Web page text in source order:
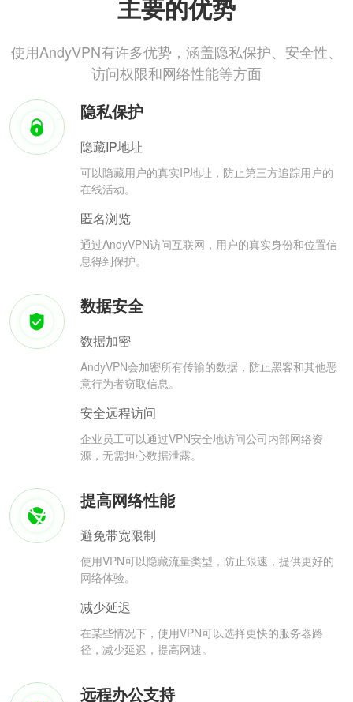
主要的优势
使用AndyVPN有许多优势，涵盖隐私保护、安全性、
访问权限和网络性能等方面
隐私保护
隐藏IP地址
可以隐藏用户的真实IP地址，防止第三方追踪用户的
在线活动。
匿名浏览
通过AndyVPN访问互联网，用户的真实身份和位置信
息得到保护。
数据安全
数据加密
AndyVPN会加密所有传输的数据，防止黑客和其他恶
意行为者窃取信息。
安全远程访问
企业员工可以通过VPN安全地访问公司内部网络资
源，无需担心数据泄露。
提高网络性能
避免带宽限制
使用VPN可以隐藏流量类型，防止限速，提供更好的
网络体验。
减少延迟
在某些情况下，使用VPN可以选择更快的服务器路
径，减少延迟，提高网速。
远程办公支持